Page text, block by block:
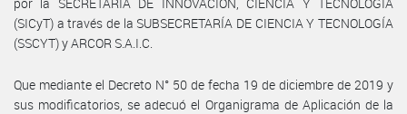
(SICyT) a través de la SUBSECRETARÍA DE CIENCIA Y TECNOLOGÍA
(SSCYT) y ARCOR S.A.I.C.
Que mediante el Decreto N° 50 de fecha 19 de diciembre de 2019 y
sus modificatorios, se adecuó el Organigrama de Aplicación de la